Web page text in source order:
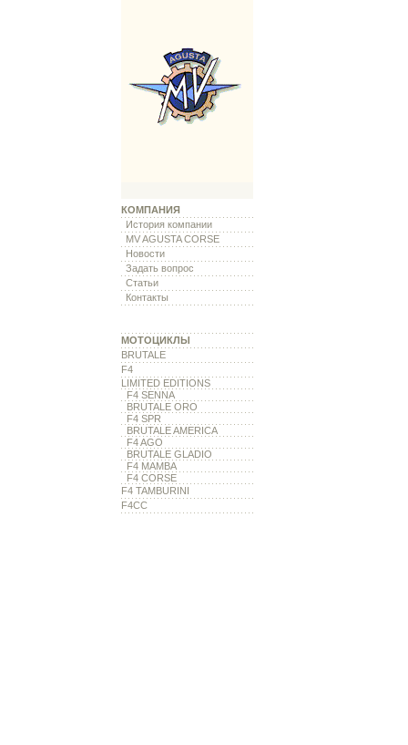
КОМПАНИЯ
История компании
MV AGUSTA CORSE
Новости
Задать вопрос
Статьи
Контакты
МОТОЦИКЛЫ
BRUTALE
F4
LIMITED EDITIONS
F4 SENNA
BRUTALE ORO
F4 SPR
BRUTALE AMERICA
F4 AGO
BRUTALE GLADIO
F4 MAMBA
F4 CORSE
F4 TAMBURINI
F4CC